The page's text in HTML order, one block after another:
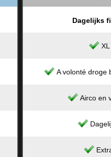
Dagelijks
A volonté droge
Airco en